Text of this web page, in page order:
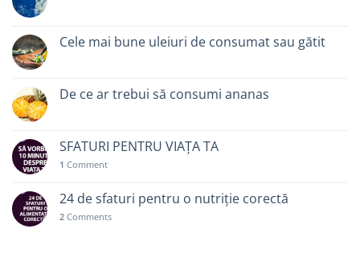
Cele mai bune uleiuri de consumat sau gătit
De ce ar trebui să consumi ananas
SFATURI PENTRU VIAȚA TA
1 Comment
24 de sfaturi pentru o nutriție corectă
2 Comments